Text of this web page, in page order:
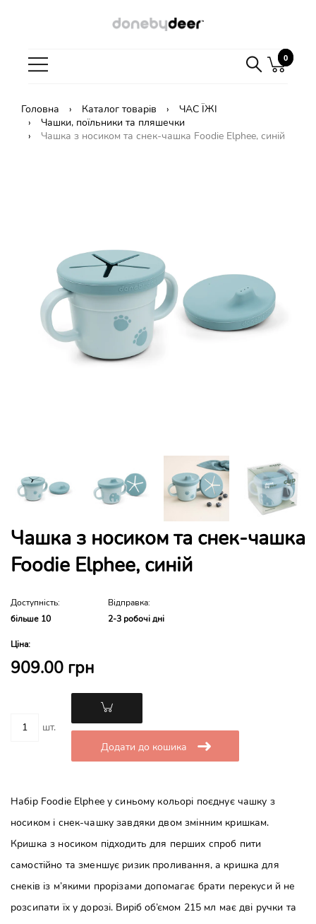
0
0
Головна Каталог товарів
ЧАС ЇЖІ
Чашки, поїльники та пляшечки
Чашка з носиком та снек-чашка Foodie Elphee, синій
Чашка з носиком та снек-чашка
Foodie Elphee, синій
Доступність:
більше 10
Відправка:
2-3 робочі дні
Ціна:
909.00 грн
шт.
Додати до кошика
Набір Foodie Elphee у синьому кольорі поєднує чашку з
носиком і снек-чашку завдяки двом змінним кришкам.
Кришка з носиком підходить для перших спроб пити
самостійно та зменшує ризик проливання, а кришка для
снеків із м’якими прорізами допомагає брати перекуси й не
розсипати їх у дорозі. Виріб об’ємом 215 мл має дві ручки та